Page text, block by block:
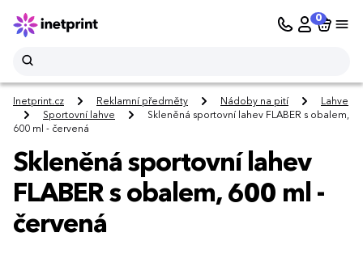
0
Inetprint.cz Reklamní předměty Nádoby na pití
Lahve
Sportovní lahve
Skleněná sportovní lahev FLABER s obalem,
600 ml - červená
Skleněná sportovní lahev
FLABER s obalem, 600 ml -
červená